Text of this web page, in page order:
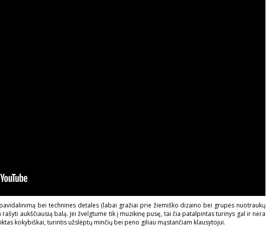
bei technines detales (labai gražiai prie žiemiško dizaino bei grupės nuotraukų
aukščiausią balą. Jei žvelgtume tik į muzikinę pusę, tai čia patalpintas turinys gal ir nėra
kokybiškai, turintis užslėptų minčių bei peno giliau mąstančiam klausytojui.